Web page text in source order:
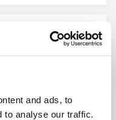
and ads, to
to analyse our traffic.
for DEROS
650S